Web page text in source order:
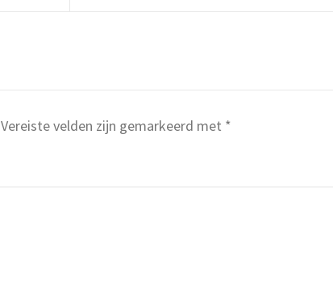
Vereiste velden zijn gemarkeerd met *